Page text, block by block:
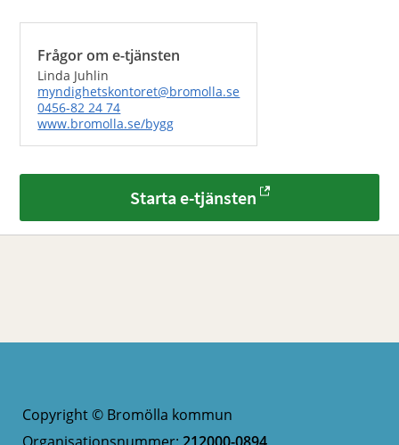
Frågor om e-tjänsten
Linda Juhlin
myndighetskontoret@bromolla.se
0456-82 24 74
www.bromolla.se/bygg
Starta e-tjänsten
Copyright © Bromölla kommun